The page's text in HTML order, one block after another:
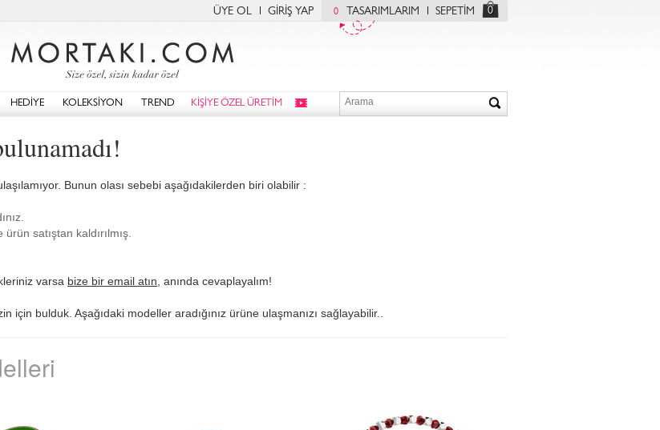
ÜYE OL GİRİŞ YAP 0 TASARIMLARIM SEPETİM 0
HEDİYE KOLEKSİYON TREND KİŞİYE ÖZEL ÜRETİM
Bunun olası sebebi aşağıdakilerden biri olabilir :
satıştan kaldırılmış.
varsa bize bir email atın , anında cevaplayalım!
için bulduk. Aşağıdaki modeller aradığınız ürüne ulaşmanızı sağlayabilir..